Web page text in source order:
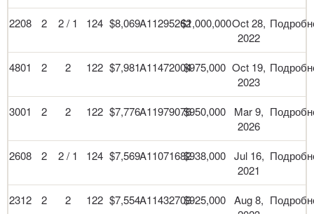
2208
2 2 / 1 124 $8,069A11295262$1,000,000Oct 28,
2022
4801 2 2 122 $7,981A11472004$975,000 Oct 19,
2023
3001 2 2 122 $7,776A11979076$950,000
Mar 9,
2026
2608 2 2 / 1 124 $7,569A11071682$938,000 Jul 16,
2021
2312 2 2 122 $7,554A11432703$925,000 Aug 8,